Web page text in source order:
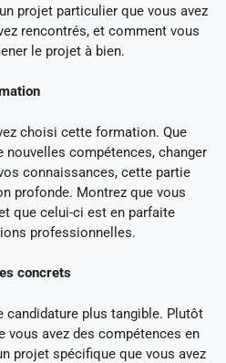
projet particulier que vous avez
rencontrés, et comment vous
le projet à bien.
choisi cette formation. Que
compétences, changer
connaissances, cette partie
profonde. Montrez que vous
que celui-ci est en parfaite
professionnelles.
concrets
candidature plus tangible. Plutôt
vous avez des compétences en
projet spécifique que vous avez